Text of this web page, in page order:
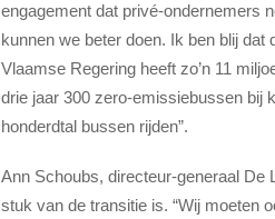
engagement dat privé-ondernemers
kunnen we beter doen. Ik ben blij
Vlaamse Regering heeft zo’n 11
drie jaar 300 zero-emissiebussen bij
honderdtal bussen rijden”.
Ann Schoubs, directeur-generaal De
stuk van de transitie is. “Wij moeten